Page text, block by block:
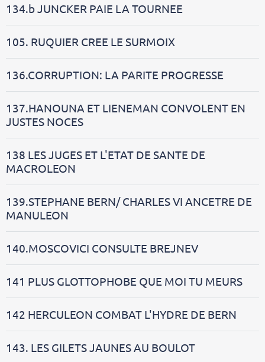
134.b JUNCKER PAIE LA TOURNEE
105. RUQUIER CREE LE SURMOIX
136.CORRUPTION: LA PARITE PROGRESSE
137.HANOUNA ET LIENEMAN CONVOLENT EN
JUSTES NOCES
138 LES JUGES ET L'ETAT DE SANTE DE
MACROLEON
139.STEPHANE BERN/ CHARLES VI ANCETRE DE
MANULEON
140.MOSCOVICI CONSULTE BREJNEV
141 PLUS GLOTTOPHOBE QUE MOI TU MEURS
142 HERCULEON COMBAT L'HYDRE DE BERN
143. LES GILETS JAUNES AU BOULOT